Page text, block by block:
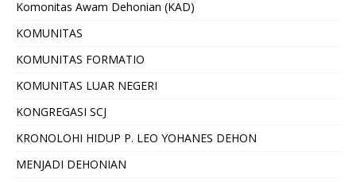
Komonitas Awam Dehonian (KAD)
KOMUNITAS
KOMUNITAS FORMATIO
KOMUNITAS LUAR NEGERI
KONGREGASI SCJ
KRONOLOHI HIDUP P. LEO YOHANES DEHON
MENJADI DEHONIAN